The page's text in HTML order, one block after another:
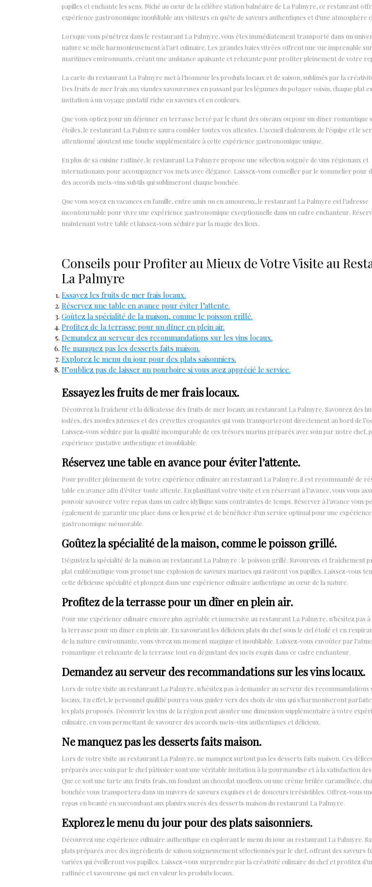
papilles et enchante les sens. Niché au cœur de la célèbre station balnéaire de La Palmyre, ce restaurant
expérience gastronomique inoubliable aux visiteurs en quête de saveurs authentiques et d’une atmosphère
Lorsque vous pénétrez dans le restaurant La Palmyre, vous êtes immédiatement transporté dans un
nature se mêle harmonieusement à l’art culinaire. Les grandes baies vitrées offrent une vue imprenable
maritimes environnants, créant une ambiance apaisante et relaxante pour profiter pleinement de votre
La carte du restaurant La Palmyre met à l’honneur les produits locaux et de saison, sublimés par la
Des fruits de mer frais aux viandes savoureuses en passant par les légumes du potager voisin, chaque plat
invitation à un voyage gustatif riche en saveurs et en couleurs.
Que vous optiez pour un déjeuner en terrasse bercé par le chant des oiseaux ou pour un dîner romantique
étoiles, le restaurant La Palmyre saura combler toutes vos attentes. L’accueil chaleureux de l’équipe et le
attentionné ajoutent une touche supplémentaire à cette expérience gastronomique unique.
En plus de sa cuisine raffinée, le restaurant La Palmyre propose une sélection soignée de vins régionaux et
internationaux pour accompagner vos mets avec élégance. Laissez-vous conseiller par le sommelier pour
des accords mets-vins subtils qui sublimeront chaque bouchée.
Que vous soyez en vacances en famille, entre amis ou en amoureux, le restaurant La Palmyre est l’adresse
incontournable pour vivre une expérience gastronomique exceptionnelle dans un cadre enchanteur.
maintenant votre table et laissez-vous séduire par la magie des lieux.
Conseils pour Profiter au Mieux de Votre Visite au
La Palmyre
Essayez les fruits de mer frais locaux.
Réservez une table en avance pour éviter l’attente.
Goûtez la spécialité de la maison, comme le poisson grillé.
Profitez de la terrasse pour un dîner en plein air.
Demandez au serveur des recommandations sur les vins locaux.
Ne manquez pas les desserts faits maison.
Explorez le menu du jour pour des plats saisonniers.
N’oubliez pas de laisser un pourboire si vous avez apprécié le service.
Essayez les fruits de mer frais locaux.
Découvrez la fraîcheur et la délicatesse des fruits de mer locaux au restaurant La Palmyre. Savourez des
iodées, des moules juteuses et des crevettes croquantes qui vous transporteront directement au bord de
Laissez-vous séduire par la qualité incomparable de ces trésors marins préparés avec soin par notre chef,
expérience gustative authentique et inoubliable.
Réservez une table en avance pour éviter l’attente.
Pour profiter pleinement de votre expérience culinaire au restaurant La Palmyre, il est recommandé de
table en avance afin d’éviter toute attente. En planifiant votre visite et en réservant à l’avance, vous vous
pouvoir savourer votre repas dans un cadre idyllique sans contraintes de temps. Réserver à l’avance vous
également de garantir une place dans ce lieu prisé et de bénéficier d’un service optimal pour une expérience
gastronomique mémorable.
Goûtez la spécialité de la maison, comme le poisson grillé.
Dégustez la spécialité de la maison au restaurant La Palmyre : le poisson grillé. Savoureux et fraîchement
plat emblématique vous promet une explosion de saveurs marines qui raviront vos papilles. Laissez-vous
cette délicieuse spécialité et plongez dans une expérience culinaire authentique au cœur de la nature.
Profitez de la terrasse pour un dîner en plein air.
Pour une expérience culinaire encore plus agréable et immersive au restaurant La Palmyre, n’hésitez pas
la terrasse pour un dîner en plein air. En savourant les délicieux plats du chef sous le ciel étoilé et en
de la nature environnante, vous vivrez un moment magique et inoubliable. Laissez-vous envoûter par
romantique et relaxante de la terrasse tout en dégustant des mets exquis dans ce cadre enchanteur.
Demandez au serveur des recommandations sur les vins locaux.
Lors de votre visite au restaurant La Palmyre, n’hésitez pas à demander au serveur des recommandations
locaux. En effet, le personnel qualifié pourra vous guider vers des choix de vins qui s’harmoniseront
les plats proposés. Découvrir les vins de la région peut ajouter une dimension supplémentaire à votre
culinaire, en vous permettant de savourer des accords mets-vins authentiques et délicieux.
Ne manquez pas les desserts faits maison.
Lors de votre visite au restaurant La Palmyre, ne manquez surtout pas les desserts faits maison. Ces
préparés avec soin par le chef pâtissier sont une véritable invitation à la gourmandise et à la satisfaction des
Que ce soit une tarte aux fruits frais, un fondant au chocolat moelleux ou une crème brûlée caramélisée,
bouchée vous transportera dans un univers de saveurs exquises et de douceurs irrésistibles. Offrez-vous
repas en beauté en succombant aux plaisirs sucrés des desserts maison du restaurant La Palmyre.
Explorez le menu du jour pour des plats saisonniers.
Découvrez une expérience culinaire authentique en explorant le menu du jour au restaurant La Palmyre.
plats préparés avec des ingrédients de saison soigneusement sélectionnés par le chef, offrant des saveurs
variées qui éveilleront vos papilles. Laissez-vous surprendre par la créativité culinaire du chef et profitez
raffinée et savoureuse qui met en valeur les produits locaux.